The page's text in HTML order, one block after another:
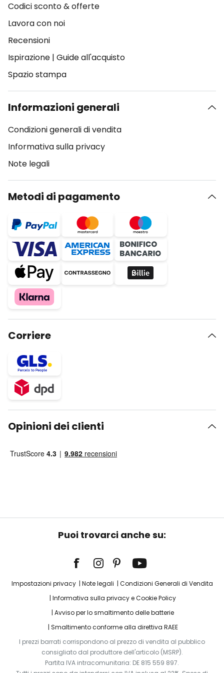
Codici sconto & offerte
Lavora con noi
Recensioni
Ispirazione | Guide all'acquisto
Spazio stampa
Informazioni generali
Condizioni generali di vendita
Informativa sulla privacy
Note legali
Metodi di pagamento
Corriere
Opinioni dei clienti
Puoi trovarci anche su:
Impostazioni privacy Note legali
Condizioni Generali di Vendita
Informativa sulla privacy e Cookie Policy
Avviso per lo smaltimento delle batterie
Smaltimento conforme alla direttiva RAEE
I prezzi barrati corrispondono al prezzo di vendita al pubblico
consigliato dal produttore dell'articolo (MSRP).
Partita IVA intracomunitaria: DE 815 559 897.